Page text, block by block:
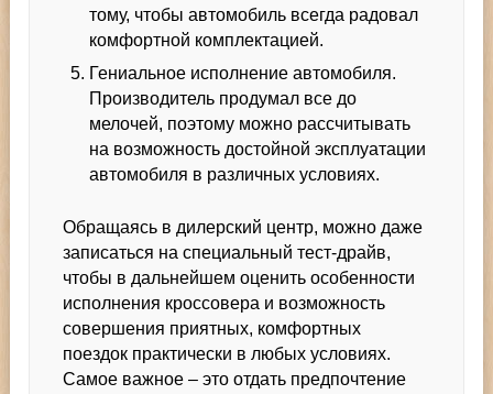
тому, чтобы автомобиль всегда радовал
комфортной комплектацией.
Гениальное исполнение автомобиля.
Производитель продумал все до
мелочей, поэтому можно рассчитывать
на возможность достойной эксплуатации
автомобиля в различных условиях.
Обращаясь в дилерский центр, можно даже
записаться на специальный тест-драйв,
чтобы в дальнейшем оценить особенности
исполнения кроссовера и возможность
совершения приятных, комфортных
поездок практически в любых условиях.
Самое важное – это отдать предпочтение